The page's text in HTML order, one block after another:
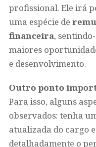
profissional. Ele irá
uma espécie de
financeira,
maiores
e desenvolvimento.
Outro ponto
Para isso, alguns
observados: tenha
atualizada do cargo
detalhadamente o